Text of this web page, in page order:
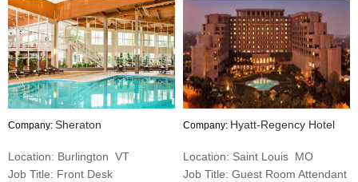
Company: Sheraton
Location: Burlington VT
Job Title: Front Desk
Company: Hyatt-Regency Hotel
Location: Saint Louis MO
Job Title: Guest Room Attendant